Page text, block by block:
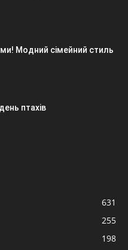
Модний сімейний стиль
птахів
631
255
198